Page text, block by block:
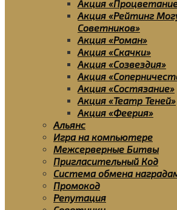
Акция
Акция «Рейтинг
Советников»
Акция «Роман»
Акция «Скачки»
Акция «Созвездия»
Акция
Акция «Состязание»
Акция «Театр Теней»
Акция «Феерия»
Альянс
Игра на компьютере
Межсерверные Битвы
Пригласительный Код
Система обмена
Промокод
Репутация